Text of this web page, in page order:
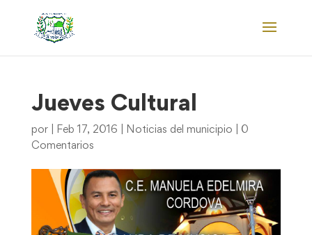
Jueves Cultural
por Feb 17, 2016 Noticias del municipio
0
Comentarios